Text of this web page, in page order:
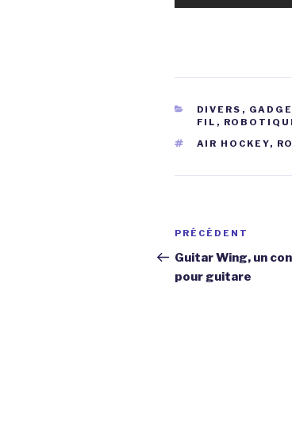
CATÉGORIES
DIVERS ,
FIL ,
ÉTIQUETTES
AIR HOCKEY,
Navigation
de
l’article
Article
précédent
PRÉCÉDENT
Guitar Wing, un
pour guitare